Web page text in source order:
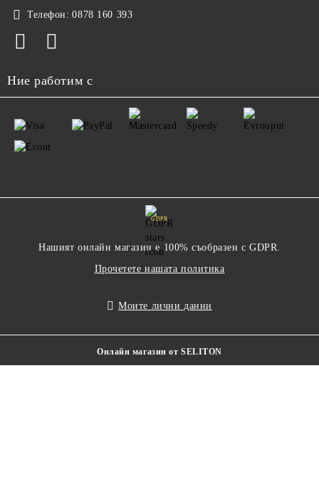
Телефон: 0878 160 393
Ние работим с
GDPR
Нашият онлайн магазин е 100% съобразен с GDPR.
Прочетете нашата политика
Моите лични данни
Онлайн магазин от SELITON